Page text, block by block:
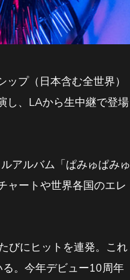
プ（日本含む全世界）
し、LAから生中継で登場
アルバム「ぱみゅぱみゅ
ャートや世界各国のエレ
びにヒットを連発。これ
。今年デビュー10周年